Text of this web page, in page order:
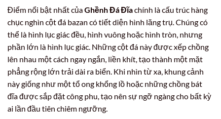
Điểm nổi bật nhất củaGhềnh Đá Đĩachính là cấu trúc hàng
chục nghìn cột đá bazan có tiết diện hình lăng trụ. Chúng có
thể là hình lục giác đều, hình vuông hoặc hình tròn, nhưng
phần lớn là hình lục giác. Những cột đá này được xếp chồng
lên nhau một cách ngay ngắn, liền khít, tạo thành một mặt
phẳng rộng lớn trải dài ra biển. Khi nhìn từ xa, khung cảnh
này giống như một tổ ong khổng lồ hoặc những chồng bát
đĩa được sắp đặt công phu, tạo nên sự ngỡ ngàng cho bất kỳ
ai lần đầu tiên chiêm ngưỡng.